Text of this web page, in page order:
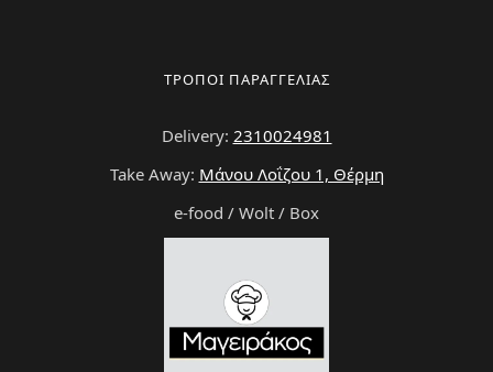
ΤΡΟΠΟΙ ΠΑΡΑΓΓΕΛΙΑΣ
Delivery: 2310024981
Take Away: Μάνου Λοΐζου 1, Θέρμη
e-food / Wolt / Box